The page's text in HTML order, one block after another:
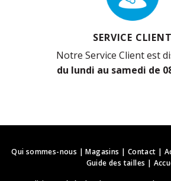
SERVICE CLIENT
Notre Service Client est
du lundi au samedi de
Qui sommes-nous |Magasins | Contact |
Guide des tailles |